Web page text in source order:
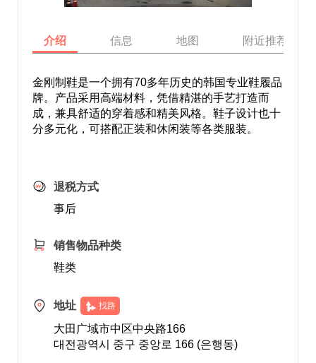
介绍 信息 地图 附近推荐景点
金刚制鞋是一个拥有70多年历史的韩国专业鞋履品
牌。产品采用高端材料，凭借精湛的手艺打造而
成，兼具舒适的穿着感和精美风格。鞋子设计也十
分多元化，可搭配正装和休闲装等各类服装。
退税方式
事后
销售物品种类
鞋类
地址 找路
大田广域市中区中央路166
대전광역시 중구 중앙로 166 (은행동)